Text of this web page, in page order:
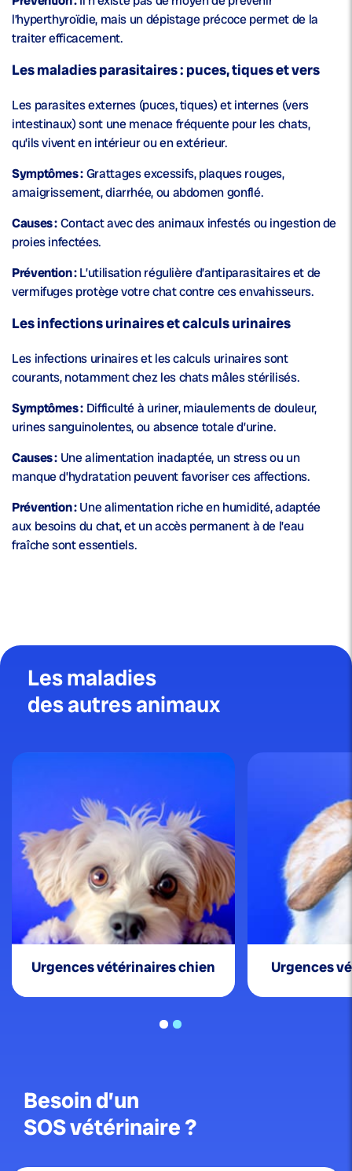
l’hyperthyroïdie, mais un dépistage précoce permet de la
traiter efficacement.
Les maladies parasitaires : puces, tiques et vers
Les parasites externes (puces, tiques) et internes (vers
intestinaux) sont une menace fréquente pour les chats,
qu’ils vivent en intérieur ou en extérieur.
Symptômes :Grattages excessifs, plaques rouges,
amaigrissement, diarrhée, ou abdomen gonflé.
Causes :Contact avec des animaux infestés ou ingestion de
proies infectées.
Prévention :L’utilisation régulière d’antiparasitaires et de
vermifuges protège votre chat contre ces envahisseurs.
Les infections urinaires et calculs urinaires
Les infections urinaires et les calculs urinaires sont
courants, notamment chez les chats mâles stérilisés.
Symptômes : Difficulté à uriner, miaulements de douleur,
urines sanguinolentes, ou absence totale d’urine.
Causes : Une alimentation inadaptée, un stress ou un
manque d’hydratation peuvent favoriser ces affections.
Prévention :Une alimentation riche en humidité, adaptée
aux besoins du chat, et un accès permanent à de l’eau
fraîche sont essentiels.
Les maladies
des autres animaux
Urgencesvétérinaires chien Urgences
Besoin d’un
SOS vétérinaire ?